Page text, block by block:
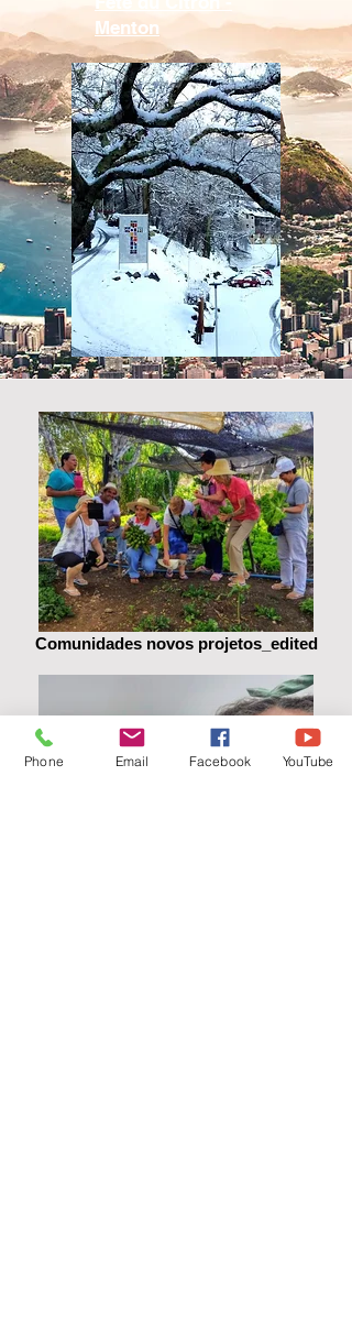
Menton
Comunidades novos projetos_edited
Phone Email Facebook YouTube